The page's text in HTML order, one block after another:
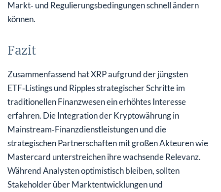
Markt‑ und Regulierungsbedingungen schnell ändern
können.
Fazit
Zusammenfassend hat XRP aufgrund der jüngsten
ETF‑Listings und Ripples strategischer Schritte im
traditionellen Finanzwesen ein erhöhtes Interesse
erfahren. Die Integration der Kryptowährung in
Mainstream‑Finanzdienstleistungen und die
strategischen Partnerschaften mit großen Akteuren wie
Mastercard unterstreichen ihre wachsende Relevanz.
Während Analysten optimistisch bleiben, sollten
Stakeholder über Marktentwicklungen und